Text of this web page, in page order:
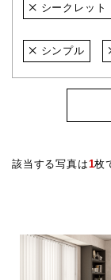
シークレット
シンプル
該当する写真は1枚